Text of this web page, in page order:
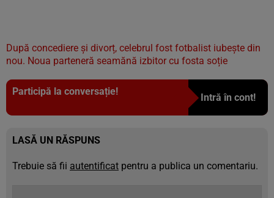
După concediere și divorț, celebrul fost fotbalist iubește din
nou. Noua parteneră seamănă izbitor cu fosta soție
Participă la conversație!
Intră în cont!
LASĂ UN RĂSPUNS
Trebuie să fii autentificat pentru a publica un comentariu.